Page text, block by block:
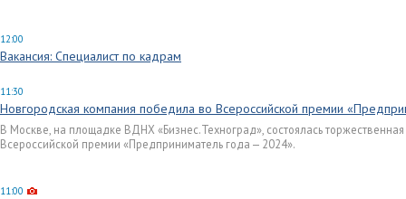
12:00
Вакансия: Специалист по кадрам
11:30
Новгородская компания победила во Всероссийской премии
В Москве, на площадке ВДНХ «Бизнес.Техноград», состоялась
Всероссийской премии «Предприниматель года — 2024».
11:00